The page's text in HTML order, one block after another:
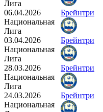
Лига
06.04.2026
Брейнтри
Национальная
Лига
03.04.2026
Брейнтри
Национальная
Лига
28.03.2026
Брейнтри
Национальная
Лига
24.03.2026
Брейнтри
Национальная